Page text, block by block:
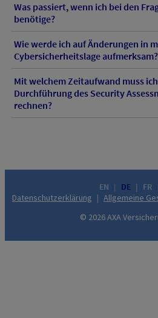
Was passiert, wenn ich bei den
benötige?
Wie werde ich auf Änderungen in
Cybersicherheitslage aufmerksam?
Mit welchem Zeitaufwand muss
Durchführung des Security
rechnen?
EN DE FR
Datenschutzerklärung
Allgemeine
© 2026 AXA